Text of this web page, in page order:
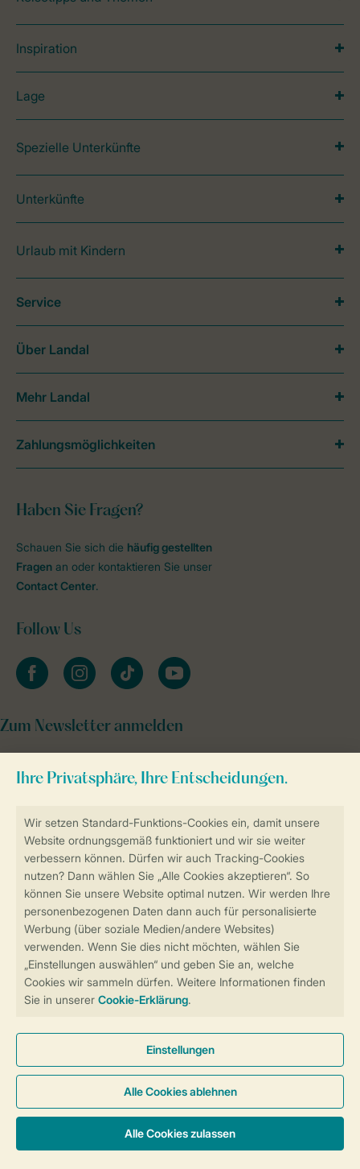
Sicherstellung Deiner Privatsphäre
Sicher und schnell zur Online-Buchung
Sichere Datenübertragung
Sicheres Bezahlen
Inspiration
Lage
Spezielle Unterkünfte
Unterkünfte
Urlaub mit Kindern
Haben Sie Fragen?
Schauen Sie sich die häufig gestellten
Fragen an oder kontaktieren Sie unser
Contact Center.
Follow Us
facebookinstagramtiktok youtube
Zum Newsletter anmelden
Service
Über Landal
Mehr Landal
Zahlungsmöglichkeiten
Cookies und Banner
Barrierefreiheit
© 2026 Landal GreenParks GmbH